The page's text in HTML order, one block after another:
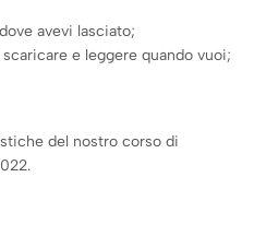
avevi lasciato;
e leggere quando vuoi;
del nostro corso di